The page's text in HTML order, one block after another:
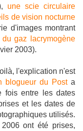
une scie circulaire
de vision nocturne
d'images montrant
du gaz lacrymogène
2003).
l'explication n'est
blogueur du Posta
fois entre les dates
et les dates de
utilisés.
ont été prises,